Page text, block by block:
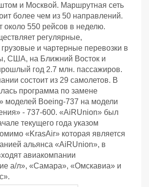
и Москвой. Маршрутная сеть
более чем из 50 направлений.
около 550 рейсов в неделю.
регулярные,
и чартерные перевозки в
США, на Ближний Восток и
год 2.7 млн. пассажиров.
состоит из 29 самолетов. В
программа по замене
моделей Boeing-737 на модели
- 737-600. «AiRUnion» был
текущего года указом
«KrasAir» которая является
альянса «AiRUnion», в
авиакомпании
а/л», «Самара», «Омскавиа» и